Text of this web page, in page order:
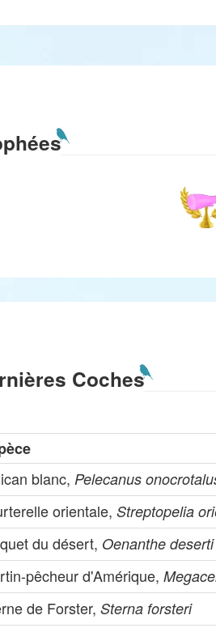
Coches
blanc, Pelecanus
orientale,Streptopelia
du désert, Oenanthe deserti
pêcheur d'Amérique,
de Forster,Sterna forsteri